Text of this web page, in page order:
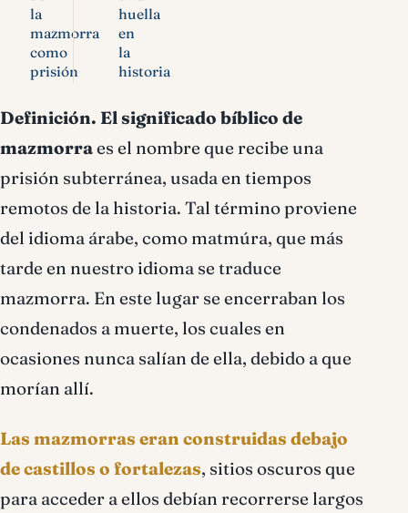
la
mazmorra
como
prisión
huella
en
la
historia
Definición. El significado bíblico de
mazmorraes el nombre que recibe una
prisión subterránea, usada en tiempos
remotos de la historia. Tal término proviene
del idioma árabe, como matmúra, que más
tarde en nuestro idioma se traduce
mazmorra. En este lugar se encerraban los
condenados a muerte, los cuales en
ocasiones nunca salían de ella, debido a que
morían allí.
Las mazmorras eran construidas debajo
de castillos o fortalezas, sitios oscuros que
para acceder a ellos debían recorrerse largos